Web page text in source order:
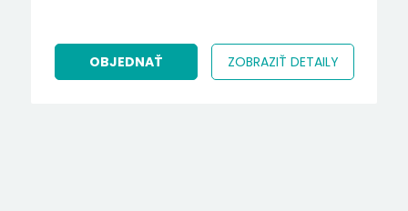
OBJEDNAŤ ZOBRAZIŤ DETAILY